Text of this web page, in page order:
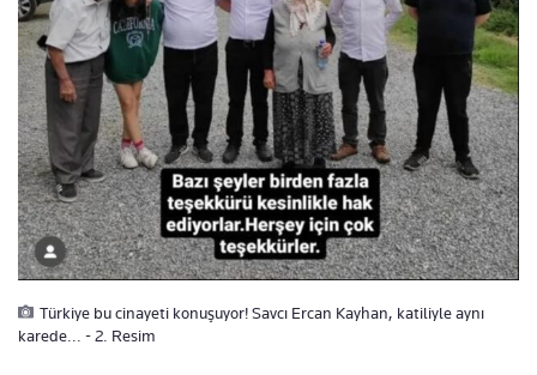
Türkiye bu cinayeti konuşuyor! Savcı Ercan Kayhan, katiliyle aynı
karede... - 2. Resim